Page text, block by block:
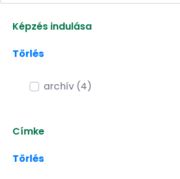
Képzés indulása
Törlés
archív (4)
Címke
Törlés